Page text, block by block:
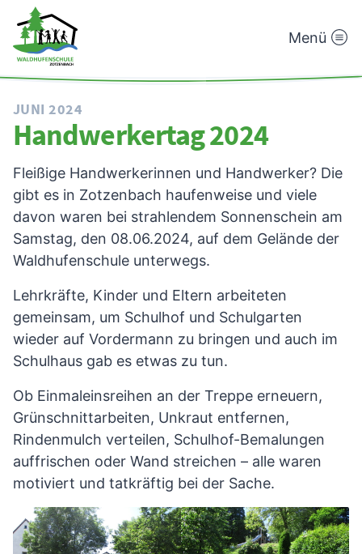
Waldhufenschule
Menü
JUNI 2024
Handwerkertag 2024
Fleißige Handwerkerinnen und Handwerker? Die
gibt es in Zotzenbach haufenweise und viele
davon waren bei strahlendem Sonnenschein am
Samstag, den 08.06.2024, auf dem Gelände der
Waldhufenschule unterwegs.
Lehrkräfte, Kinder und Eltern arbeiteten
gemeinsam, um Schulhof und Schulgarten
wieder auf Vordermann zu bringen und auch im
Schulhaus gab es etwas zu tun.
Ob Einmaleinsreihen an der Treppe erneuern,
Grünschnittarbeiten, Unkraut entfernen,
Rindenmulch verteilen, Schulhof-Bemalungen
auffrischen oder Wand streichen – alle waren
motiviert und tatkräftig bei der Sache.